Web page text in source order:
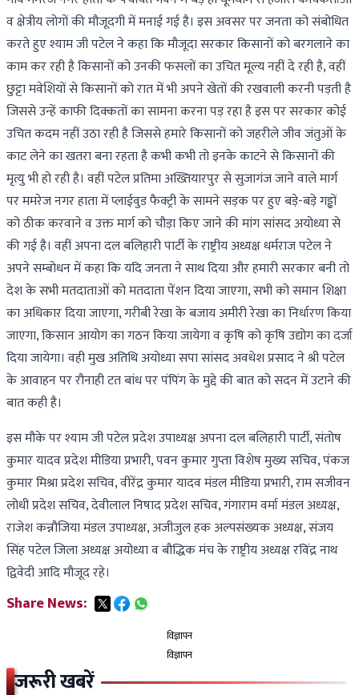
व क्षेत्रीय लोगों की मौजूदगी में मनाई गई है। इस अवसर पर जनता को संबोधित
करते हुए श्याम जी पटेल ने कहा कि मौजूदा सरकार किसानों को बरगलाने का
काम कर रही है किसानों को उनकी फसलों का उचित मूल्य नहीं दे रही है, वहीं
छुट्टा मवेशियों से किसानों को रात में भी अपने खेतों की रखवाली करनी पड़ती है
जिससे उन्हें काफी दिक्कतों का सामना करना पड़ रहा है इस पर सरकार कोई
उचित कदम नहीं उठा रही है जिससे हमारे किसानों को जहरीले जीव जंतुओं के
काट लेने का खतरा बना रहता है कभी कभी तो इनके काटने से किसानों की
मृत्यु भी हो रही है। वहीं पटेल प्रतिमा अख्तियारपुर से सुजागंज जाने वाले मार्ग
पर ममरेज नगर हाता में प्लाईवुड फैक्ट्री के सामने सड़क पर हुए बड़े-बड़े गड्ढों
को ठीक करवाने व उक्त मार्ग को चौड़ा किए जाने की मांग सांसद अयोध्या से
की गई है। वहीं अपना दल बलिहारी पार्टी के राष्ट्रीय अध्यक्ष धर्मराज पटेल ने
अपने सम्बोधन में कहा कि यदि जनता ने साथ दिया और हमारी सरकार बनी तो
देश के सभी मतदाताओं को मतदाता पेंशन दिया जाएगा, सभी को समान शिक्षा
का अधिकार दिया जाएगा, गरीबी रेखा के बजाय अमीरी रेखा का निर्धारण किया
जाएगा, किसान आयोग का गठन किया जायेगा व कृषि को कृषि उद्योग का दर्जा
दिया जायेगा। वही मुख अतिथि अयोध्या सपा सांसद अवधेश प्रसाद ने श्री पटेल
के आवाहन पर रौनाही टत बांध पर पंपिंग के मुद्दे की बात को सदन में उटाने की
बात कही है।
इस मौके पर श्याम जी पटेल प्रदेश उपाध्यक्ष अपना दल बलिहारी पार्टी, संतोष
कुमार यादव प्रदेश मीडिया प्रभारी, पवन कुमार गुप्ता विशेष मुख्य सचिव, पंकज
कुमार मिश्रा प्रदेश सचिव, वीरेंद्र कुमार यादव मंडल मीडिया प्रभारी, राम सजीवन
लोधी प्रदेश सचिव, देवीलाल निषाद प्रदेश सचिव, गंगाराम वर्मा मंडल अध्यक्ष,
राजेश कन्नौजिया मंडल उपाध्यक्ष, अजीजुल हक अल्पसंख्यक अध्यक्ष, संजय
सिंह पटेल जिला अध्यक्ष अयोध्या व बौद्धिक मंच के राष्ट्रीय अध्यक्ष रविंद्र नाथ
द्विवेदी आदि मौजूद रहे।
Share News:
विज्ञापन
विज्ञापन
जरूरी खबरें